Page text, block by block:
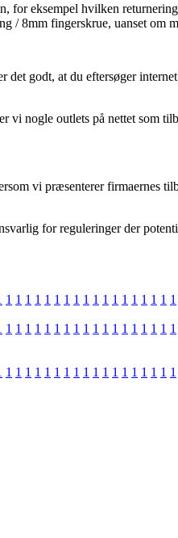
for eksempel hvilken
8mm fingerskrue, uanset om
godt, at du eftersøger
nogle outlets på nettet som
vi præsenterer firmaernes
for reguleringer der
1 1 1 1 1 1 1 1 1 1 1 1 1 1 1 1 1 1
1 1 1 1 1 1 1 1 1 1 1 1 1 1 1 1 1 1
1 1 1 1 1 1 1 1 1 1 1 1 1 1 1 1 1 1